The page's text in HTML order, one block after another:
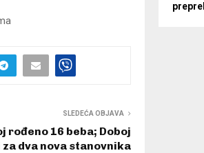
SLEDEĆA OBJAVA
rođeno 16 beba; Doboj
dva nova stanovnika